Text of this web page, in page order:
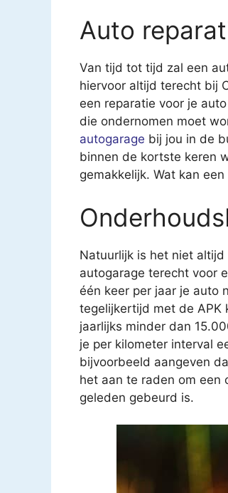
Auto
Van tijd tot tijd zal een
hiervoor altijd terecht bij
een reparatie voor je
die ondernomen moet
autogarage bij jou in de
binnen de kortste keren
gemakkelijk. Wat kan
Natuurlijk is het niet
autogarage terecht voor
één keer per jaar je auto
tegelijkertijd met de APK
jaarlijks minder dan
je per kilometer interval
bijvoorbeeld aangeven
het aan te raden om een
geleden gebeurd is.